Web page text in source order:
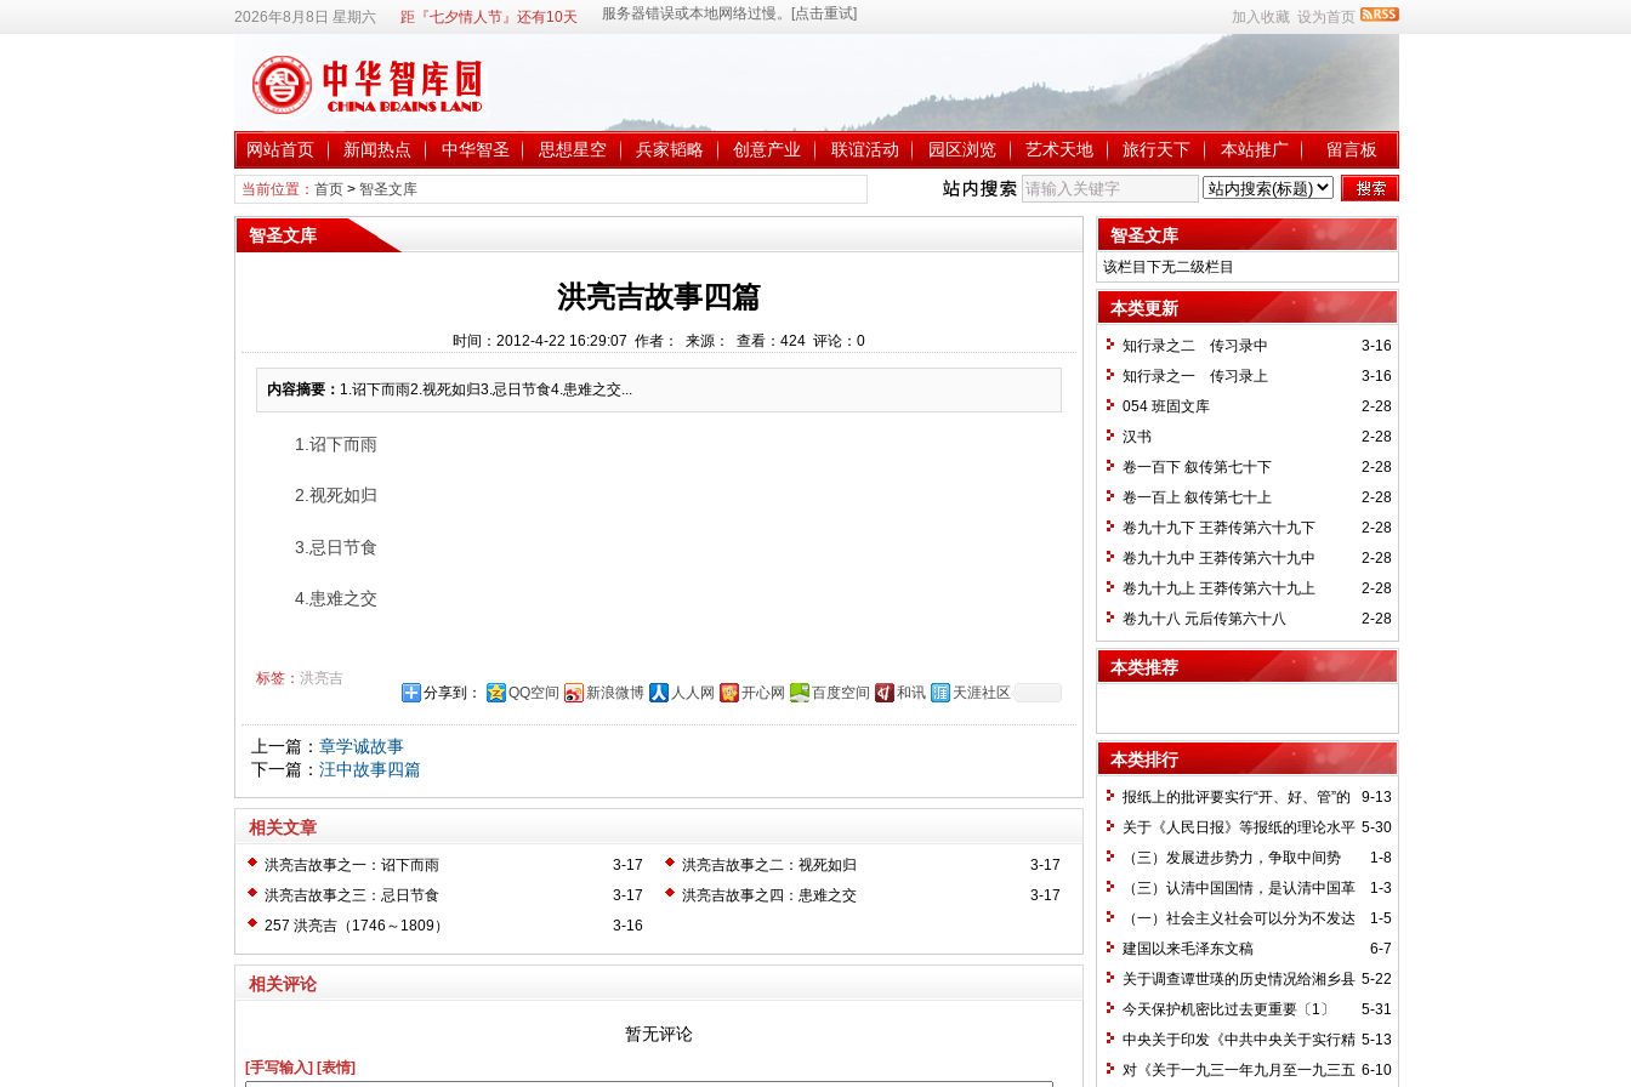
2026年8月8日 星期六 距『七夕情人节』还有10天 加入收藏 设为首页
网站首页 新闻热点 中华智圣 思想星空 兵家韬略 创意产业 联谊活动 园区浏览 艺术天地 旅行天下 本站推广 留言板
当前位置： 首页> 智圣文库
智圣文库
洪亮吉故事四篇
时间：2012-4-22 16:29:07 作者： 来源： 查看： 424评论： 0
内容摘要： 1.诏下而雨2.视死如归3.忌日节食4.患难之交...
1.诏下而雨
2.视死如归
3.忌日节食
4.患难之交
标签： 洪亮吉
分享到：
QQ空间 新浪微博 人人网 开心网 百度空间 和讯 天涯社区
上一篇： 章学诚故事
下一篇： 汪中故事四篇
相关文章
3-17
洪亮吉故事之一：诏下而雨 3-17
洪亮吉故事之二：视死如归
3-17
洪亮吉故事之三：忌日节食 3-17
洪亮吉故事之四：患难之交
3-16
257 洪亮吉（1746～1809）
相关评论
暂无评论
[手写输入] [表情]
智圣文库
该栏目下无二级栏目
本类更新
3-16
知行录之二 传习录中
3-16
知行录之一 传习录上
2-28
054 班固文库
2-28
汉书
2-28
卷一百下 叙传第七十下
2-28
卷一百上 叙传第七十上
2-28
卷九十九下 王莽传第六十九下
2-28
卷九十九中 王莽传第六十九中
2-28
卷九十九上 王莽传第六十九上
2-28
卷九十八 元后传第六十八
本类推荐
本类排行
9-13
报纸上的批评要实行“开、好、管”的
方针*
5-30
关于《人民日报》等报纸的理论水平
的批语〔1〕
1-8
（三）发展进步势力，争取中间势
力，孤立顽固势力
1-3
（三）认清中国国情，是认清中国革
命一切问题的基本依据
1-5
（一）社会主义社会可以分为不发达
和比较发达两个阶段
6-7
建国以来毛泽东文稿
5-22
关于调查谭世瑛的历史情况给湘乡县
委的信和给谭世瑛的复信
5-31
今天保护机密比过去更重要〔1〕
5-13
中央关于印发《中共中央关于实行精
兵简政、增产节约、反对贪污、反对浪费
6-10
对《关于一九三一年九月至一九三五